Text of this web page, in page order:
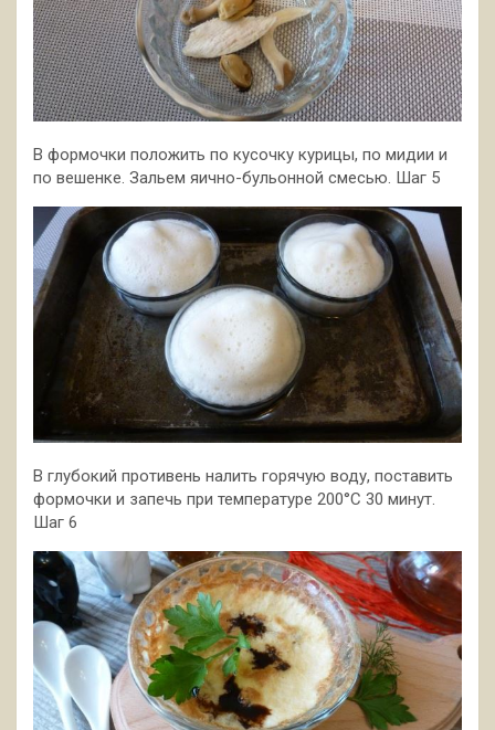
В формочки положить по кусочку курицы, по мидии и
по вешенке. Зальем яично-бульонной смесью. Шаг 5
В глубокий противень налить горячую воду, поставить
формочки и запечь при температуре 200°С 30 минут.
Шаг 6